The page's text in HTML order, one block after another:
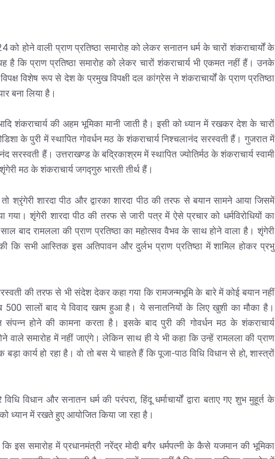
होने वाली प्राण प्रतिष्ठा समारोह को लेकर सनातन धर्म के चारों शंकराचार्यों के
कि प्राण प्रतिष्ठा समारोह को लेकर चारों शंकराचार्य भी एकमत नहीं हैं। उनके
विशेष रूप से देश के प्रमुख विपक्षी दल कांग्रेस ने शंकराचार्यों के प्राण प्रतिष्ठा
बना लिया है।
शंकराचार्य की अहम भूमिका मानी जाती है। इसी को ध्यान में रखकर देश के चारों
के पुरी में स्थापित गोवर्धन मठ के शंकराचार्य निश्चलानंद सरस्वती हैं। गुजरात में
सरस्वती हैं। उत्तराखण्ड के बद्रिकाश्रम में स्थापित ज्योतिर्मठ के शंकराचार्य स्वामी
मठ के शंकराचार्य जगद्गुरु भारती तीर्थ हैं।
श्रृंगेरी शारदा पीठ और द्वारका शारदा पीठ की तरफ से बयान सामने आया जिसमें
शृंगेरी शारदा पीठ की तरफ से जारी पत्र में ऐसे प्रचार को धर्मविरोधियों का
बाद रामलला की प्राण प्रतिष्ठा का महोत्सव वैभव के साथ होने वाला है। शृंगेरी
कि सभी आस्तिक इस अतिपावन और दुर्लभ प्राण प्रतिष्ठा में शामिल होकर प्रभु
की तरफ से भी संदेश देकर कहा गया कि रामजन्मभूमि के बारे में कोई बयान नहीं
500 सालों बाद ये विवाद खत्म हुआ है। ये सनातनियों के लिए खुशी का मौका है।
संपन्न होने की कामना करता है। इसके बाद पुरी की गोवर्धन मठ के शंकराचार्य
वाले समारोह में नहीं जाएंगे। लेकिन साथ ही ये भी कहा कि उन्हें रामलला की प्राण
कार्य हो रहा है। वो तो बस ये चाहते हैं कि पूजा-पाठ विधि विधान से हो, शास्त्रों
विधान और सनातन धर्म की परंपरा, हिंदू धर्माचार्यों द्वारा बताए गए शुभ मुहूर्त के
ध्यान में रखते हुए आयोजित किया जा रहा है।
इस समारोह में प्रधानमंत्री नरेंद्र मोदी बगैर धर्मपत्नी के कैसे यजमान की भूमिका